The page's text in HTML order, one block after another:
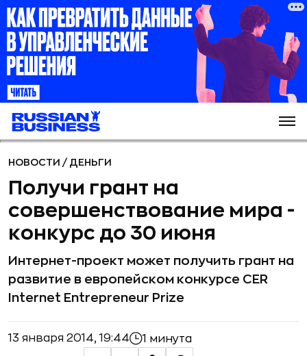
НОВОСТИ / ДЕНЬГИ
Получи грант на
совершенствование мира -
конкурс до 30 июня
Интернет-проект может получить грант на
развитие в европейском конкурсе CER
Internet Entrepreneur Prize
13 января 2014, 19:44 1 минута